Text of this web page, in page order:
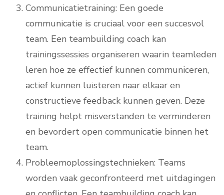
Communicatietraining: Een goede
communicatie is cruciaal voor een succesvol
team. Een teambuilding coach kan
trainingssessies organiseren waarin teamleden
leren hoe ze effectief kunnen communiceren,
actief kunnen luisteren naar elkaar en
constructieve feedback kunnen geven. Deze
training helpt misverstanden te verminderen
en bevordert open communicatie binnen het
team.
Probleemoplossingstechnieken: Teams
worden vaak geconfronteerd met uitdagingen